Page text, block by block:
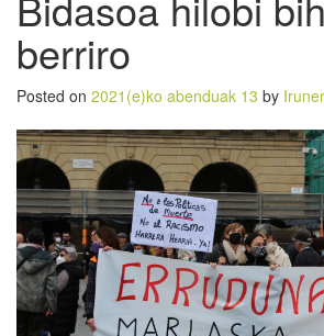
berriro
Posted on 2021(e)ko abenduak 13 by